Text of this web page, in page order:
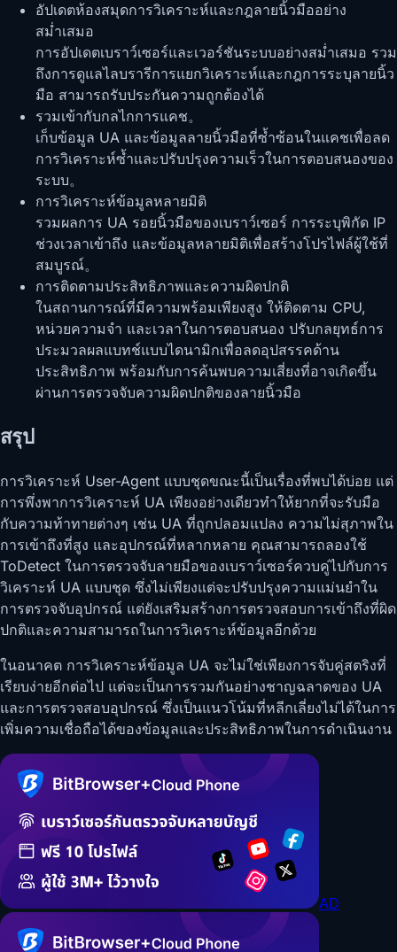
อัปเดตห้องสมุดการวิเคราะห์และกฎลายนิ้วมืออย่าง
สม่ำเสมอ
การอัปเดตเบราว์เซอร์และเวอร์ชันระบบอย่างสม่ำเสมอ รวม
ถึงการดูแลไลบรารีการแยกวิเคราะห์และกฎการระบุลายนิ้ว
มือ สามารถรับประกันความถูกต้องได้
รวมเข้ากับกลไกการแคช。
เก็บข้อมูล UA และข้อมูลลายนิ้วมือที่ซ้ำซ้อนในแคชเพื่อลด
การวิเคราะห์ซ้ำและปรับปรุงความเร็วในการตอบสนองของ
ระบบ。
การวิเคราะห์ข้อมูลหลายมิติ
รวมผลการ UA รอยนิ้วมือของเบราว์เซอร์ การระบุพิกัด IP
ช่วงเวลาเข้าถึง และข้อมูลหลายมิติเพื่อสร้างโปรไฟล์ผู้ใช้ที่
สมบูรณ์。
การติดตามประสิทธิภาพและความผิดปกติ
ในสถานการณ์ที่มีความพร้อมเพียงสูง ให้ติดตาม CPU,
หน่วยความจำ และเวลาในการตอบสนอง ปรับกลยุทธ์การ
ประมวลผลแบทช์แบบไดนามิกเพื่อลดอุปสรรคด้าน
ประสิทธิภาพ พร้อมกับการค้นพบความเสี่ยงที่อาจเกิดขึ้น
ผ่านการตรวจจับความผิดปกติของลายนิ้วมือ
สรุป
การวิเคราะห์ User-Agent แบบชุดขณะนี้เป็นเรื่องที่พบได้บ่อย แต่
การพึ่งพาการวิเคราะห์ UA เพียงอย่างเดียวทำให้ยากที่จะรับมือ
กับความท้าทายต่างๆ เช่น UA ที่ถูกปลอมแปลง ความไม่สุภาพใน
การเข้าถึงที่สูง และอุปกรณ์ที่หลากหลาย คุณสามารถลองใช้
ToDetect ในการตรวจจับลายมือของเบราว์เซอร์ควบคู่ไปกับการ
วิเคราะห์ UA แบบชุด ซึ่งไม่เพียงแต่จะปรับปรุงความแม่นยำใน
การตรวจจับอุปกรณ์ แต่ยังเสริมสร้างการตรวจสอบการเข้าถึงที่ผิด
ปกติและความสามารถในการวิเคราะห์ข้อมูลอีกด้วย
ในอนาคต การวิเคราะห์ข้อมูล UA จะไม่ใช่เพียงการจับคู่สตริงที่
เรียบง่ายอีกต่อไป แต่จะเป็นการรวมกันอย่างชาญฉลาดของ UA
และการตรวจสอบอุปกรณ์ ซึ่งเป็นแนวโน้มที่หลีกเลี่ยงไม่ได้ในการ
เพิ่มความเชื่อถือได้ของข้อมูลและประสิทธิภาพในการดำเนินงาน
AD